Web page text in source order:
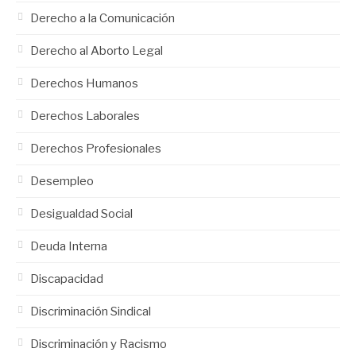
Derecho a la Comunicación
Derecho al Aborto Legal
Derechos Humanos
Derechos Laborales
Derechos Profesionales
Desempleo
Desigualdad Social
Deuda Interna
Discapacidad
Discriminación Sindical
Discriminación y Racismo